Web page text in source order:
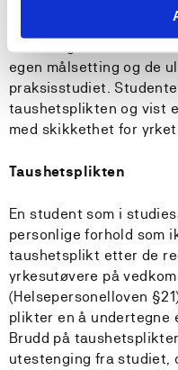
Praksisstudiene blir
egen målsetting og de
praksisstudiet.
taushetsplikten og vist
med skikkethet for
Taushetsplikten
En student som i
personlige forhold som
taushetsplikt etter de
yrkesutøvere på
(Helsepersonelloven
plikter en å
Brudd på
utestenging fra studiet,